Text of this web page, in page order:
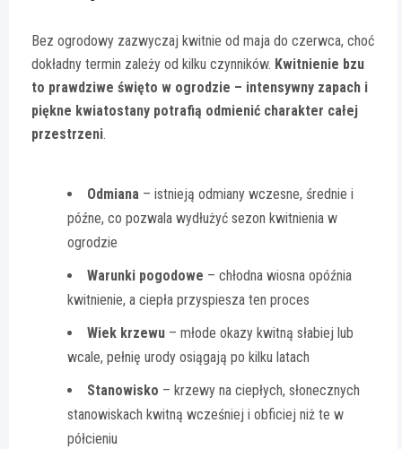
Bez ogrodowy zazwyczaj kwitnie od maja do czerwca, choć
dokładny termin zależy od kilku czynników. Kwitnienie bzu
to prawdziwe święto w ogrodzie – intensywny zapach i
piękne kwiatostany potrafią odmienić charakter całej
przestrzeni.
Odmiana – istnieją odmiany wczesne, średnie i
późne, co pozwala wydłużyć sezon kwitnienia w
ogrodzie
Warunki pogodowe – chłodna wiosna opóźnia
kwitnienie, a ciepła przyspiesza ten proces
Wiek krzewu – młode okazy kwitną słabiej lub
wcale, pełnię urody osiągają po kilku latach
Stanowisko – krzewy na ciepłych, słonecznych
stanowiskach kwitną wcześniej i obficiej niż te w
półcieniu